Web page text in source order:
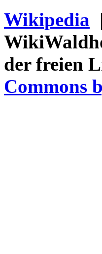
Wikipedia |
der freien
Commons